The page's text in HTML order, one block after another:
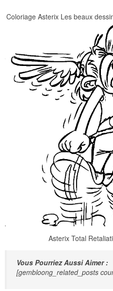
Coloriage Asterix Les beaux
Asterix Total
Vous Pourriez Aussi Aimer :
[gembloong_related_posts